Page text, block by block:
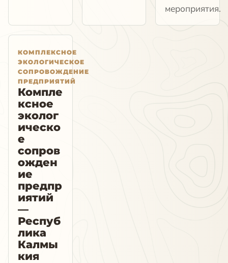
мероприятия.
КОМПЛЕКСНОЕ
ЭКОЛОГИЧЕСКОЕ
СОПРОВОЖДЕНИЕ
ПРЕДПРИЯТИЙ
Компле
ксное
эколог
ическо
е
сопров
ожден
ие
предпр
иятий
—
Респуб
лика
Калмы
кия